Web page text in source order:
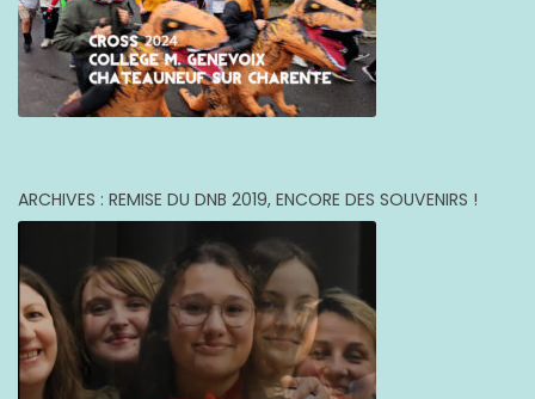
ARCHIVES : REMISE DU DNB 2019, ENCORE DES SOUVENIRS !